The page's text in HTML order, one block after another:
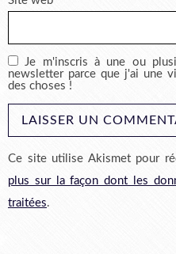
Je m'inscris à une ou
newsletter parce que j'ai une
des choses !
Ce site utilise Akismet pour
plus sur la façon dont les
traitées.